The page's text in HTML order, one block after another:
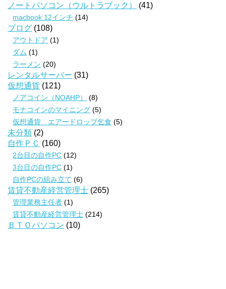
ノートパソコン（ウルトラブック）
(41)
macbook 12インチ (14)
ブログ (108)
アウトドア (1)
ダム (1)
ラーメン (20)
レンタルサーバー (31)
仮想通貨 (121)
ノアコイン（NOAHP）
(8)
モナコインのマイニング (5)
仮想通貨 エアードロップ乞食 (5)
未分類 (2)
自作ＰＣ (160)
2台目の自作PC (12)
3台目の自作PC (1)
自作PCの組み立て (6)
賃貸不動産経営管理士 (265)
管理業務主任者 (1)
賃貸不動産経営管理士 (214)
ＢＴＯパソコン (10)